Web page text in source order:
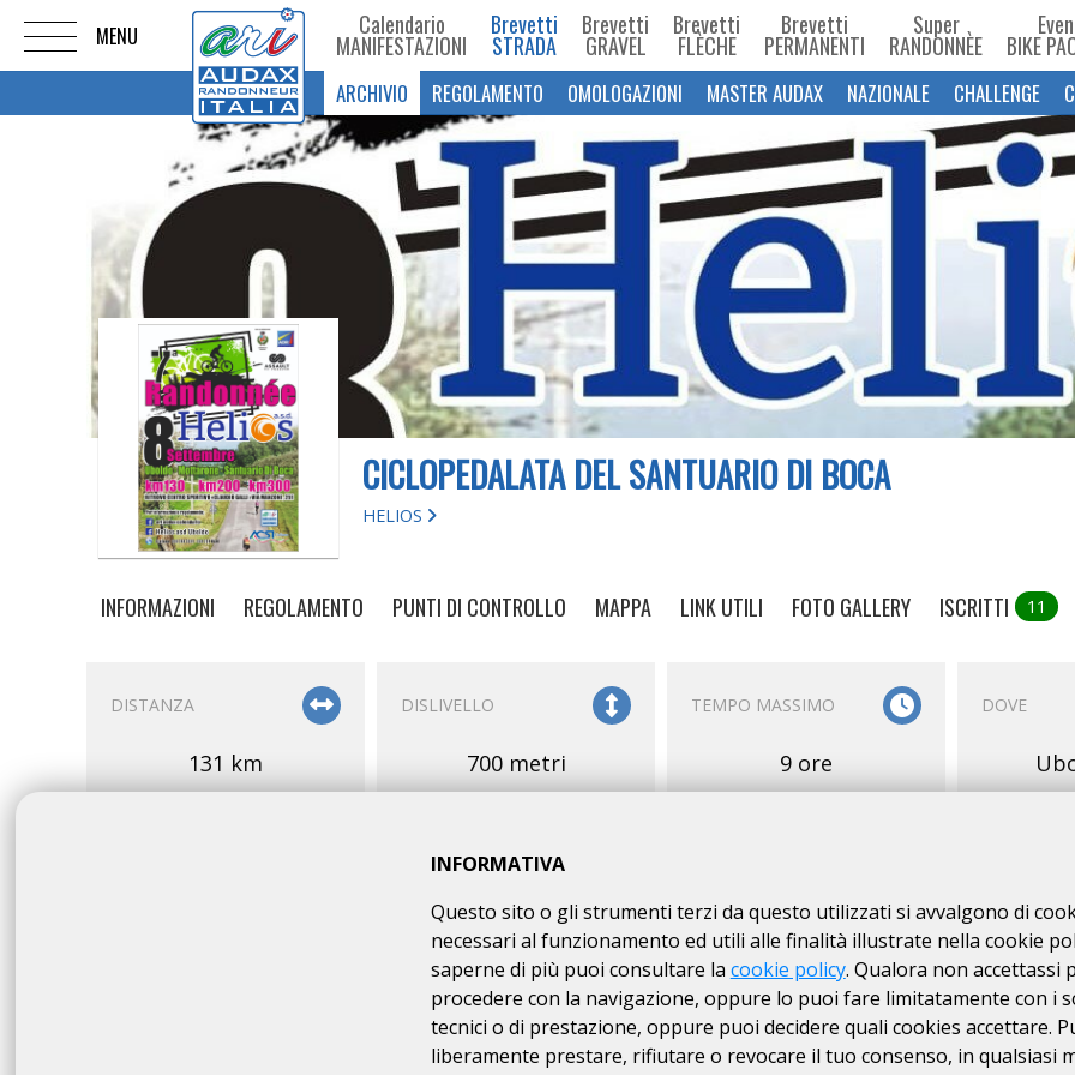
Calendario
MANIFESTAZIONI
Brevetti
STRADA
Brevetti
GRAVEL
Brevetti
FLÈCHE
Brevetti
PERMANENTI
Super
RANDONNÈE BIKE
ARCHIVIO REGOLAMENTO OMOLOGAZIONI MASTER AUDAX NAZIONALE CHALLENGE
CICLOPEDALATA DEL SANTUARIO DI BOCA
HELIOS
INFORMAZIONI REGOLAMENTO PUNTI DI CONTROLLO MAPPA LINK UTILI FOTO GALLERY ISCRITTI 11
DISTANZA
131 km
DISLIVELLO
700 metri
TEMPO MASSIMO
9 ore
DOVE
OMOLOGAZIONE
cp/ARI
130 km
SERVIZI ISCRIZIONI
dal08/
INFORMATIVA
Questo sito o gli strumenti terzi da questo utilizzati si avvalgono di
necessari al funzionamento ed utili alle finalità illustrate nella cookie
saperne di più puoi consultare la cookie policy. Qualora non accettassi
procedere con la navigazione, oppure lo puoi fare limitatamente con i
tecnici o di prestazione, oppure puoi decidere quali cookies accettare.
liberamente prestare, rifiutare o revocare il tuo consenso, in qualsiasi